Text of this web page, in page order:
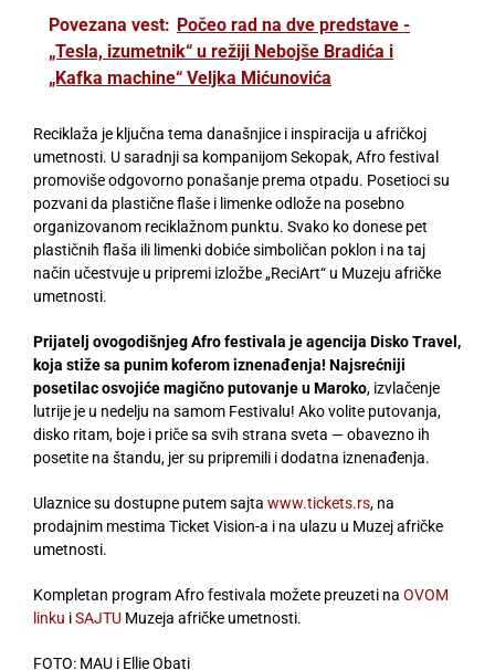
Povezana vest: Počeo rad na dve predstave -
„Tesla, izumetnik“ u režiji Nebojše Bradića i
„Kafka machine“ Veljka Mićunovića
Reciklaža je ključna tema današnjice i inspiracija u afričkoj
umetnosti. U saradnji sa kompanijom Sekopak, Afro festival
promoviše odgovorno ponašanje prema otpadu. Posetioci su
pozvani da plastične flaše i limenke odlože na posebno
organizovanom reciklažnom punktu. Svako ko donese pet
plastičnih flaša ili limenki dobiće simboličan poklon i na taj
način učestvuje u pripremi izložbe „ReciArt“ u Muzeju afričke
umetnosti.
Prijatelj ovogodišnjeg Afro festivala je agencija Disko Travel,
koja stiže sa punim koferom iznenađenja! Najsrećniji
posetilac osvojiće magično putovanje u Maroko, izvlačenje
lutrije je u nedelju na samom Festivalu! Ako volite putovanja,
disko ritam, boje i priče sa svih strana sveta — obavezno ih
posetite na štandu, jer su pripremili i dodatna iznenađenja.
Ulaznice su dostupne putem sajta www.tickets.rs, na
prodajnim mestima Ticket Vision-a i na ulazu u Muzej afričke
umetnosti.
Kompletan program Afro festivala možete preuzeti na OVOM
linku iSAJTU Muzeja afričke umetnosti.
FOTO: MAU i Ellie Obati